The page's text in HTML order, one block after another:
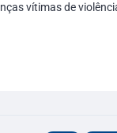
vítimas de